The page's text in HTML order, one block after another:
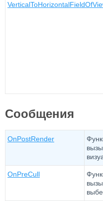
Сообщения
OnPostRender
OnPreCull